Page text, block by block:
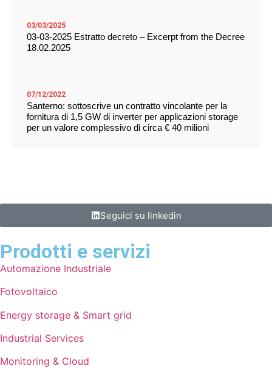
03/03/2025
03-03-2025 Estratto decreto – Excerpt from the Decree
18.02.2025
07/12/2022
Santerno: sottoscrive un contratto vincolante per la
fornitura di 1,5 GW di inverter per applicazioni storage
per un valore complessivo di circa € 40 milioni
Seguici su linkedin
Prodotti e servizi
Automazione Industriale
Fotovoltaico
Energy storage & Smart grid
Industrial Services
Monitoring & Cloud